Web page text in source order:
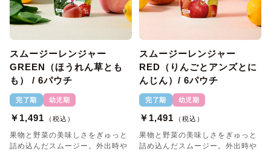
スムージーレンジャー
GREEN（ほうれん草とも
も） / 6パウチ
完了期 幼児期
￥1,491 （税込）
果物と野菜の美味しさをぎゅっと
詰め込んだスムージー。外出時や
スムージーレンジャー
RED（りんごとアンズとに
んじん）/ 6パウチ
完了期 幼児期
￥1,491 （税込）
果物と野菜の美味しさをぎゅっと
詰め込んだスムージー。外出時や